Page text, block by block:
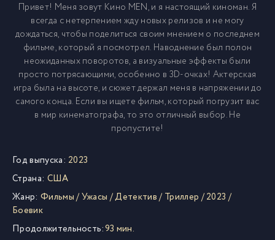
Привет! Меня зовут Кино MEN, и я настоящий киноман. Я
всегда с нетерпением жду новых релизов и не могу
дождаться, чтобы поделиться своим мнением о последнем
фильме, который я посмотрел. Наводнение был полон
неожиданных поворотов, а визуальные эффекты были
просто потрясающими, особенно в 3D-очках! Актерская
игра была на высоте, и сюжет держал меня в напряжении до
самого конца. Если вы ищете фильм, который погрузит вас
в мир кинематографа, то это отличный выбор. Не
пропустите!
Год выпуска: 2023
Страна: США
Жанр: Фильмы/Ужасы /Детектив/ Триллер /2023 /
Боевик
Продолжительность:93 мин.